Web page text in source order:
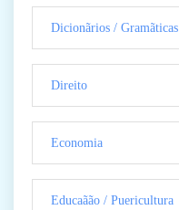
Dicionãrios / Gramãticas
Direito
Economia
Educaãão / Puericultura